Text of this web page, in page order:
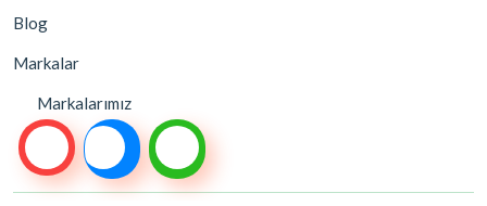
Blog
Markalar
Markalarımız